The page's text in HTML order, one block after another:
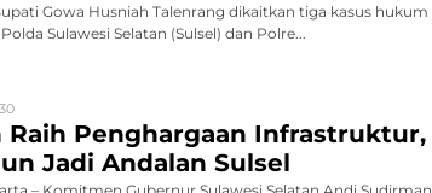
Gowa Husniah Talenrang dikaitkan tiga kasus hukum
Sulawesi Selatan (Sulsel) dan Polre...
Raih Penghargaan Infrastruktur,
Jadi Andalan Sulsel